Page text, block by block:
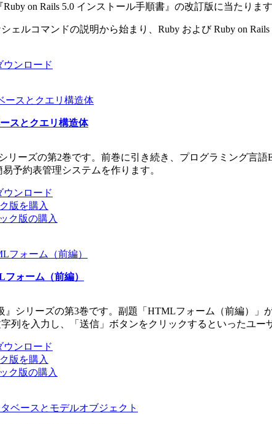
on Rails 5.0 インストール手順書』の改訂版に当たりま
ェルコマンドの説明から始まり、Ruby および Ruby on
ウンロード
スとクエリ構造体
リーズの第2巻です。前巻に引き続き、プログラミング言
予約表管理システムを作ります。
ウンロード
版を購入
ク版の購入
ォーム（前編）
』シリーズの第3巻です。副題「HTMLフォーム（前編）
列を入力し、「送信」ボタンをクリックするといったユー
ウンロード
版を購入
ク版の購入